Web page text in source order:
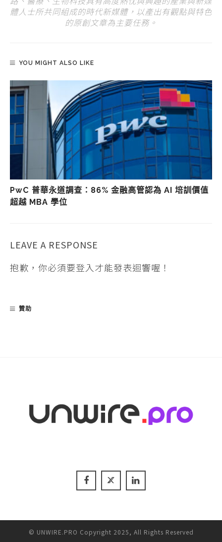
體人士所共同組成的時代新媒體，以產出有觀點與特色
的原創文章為主要任務。
YOU MIGHT ALSO LIKE
PwC 普華永道調查：86% 金融高管認為 AI 培訓價值
超越 MBA 學位
LEAVE A RESPONSE
抱歉，你必須要登入才能發表迴響喔！
贊助
© UNWIRE.PRO Copyright 2025, All Rights Reserved